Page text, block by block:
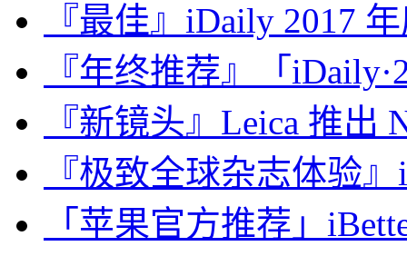
『最佳』iDaily 2017
『年终推荐』「
『新镜头』Leica 推出
『极致全球杂志体验
「苹果官方推荐」